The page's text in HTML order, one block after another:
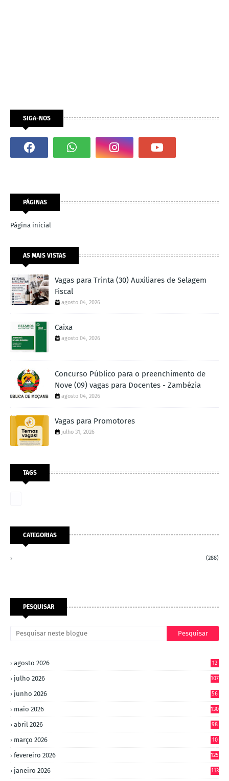
SIGA-NOS
PÁGINAS
Página inicial
AS MAIS VISTAS
Vagas para Trinta (30) Auxiliares de Selagem
Fiscal
agosto 04, 2026
Caixa
agosto 04, 2026
Concurso Público para o preenchimento de
Nove (09) vagas para Docentes - Zambézia
agosto 04, 2026
Vagas para Promotores
julho 31, 2026
TAGS
CATEGORIAS
(288)
PESQUISAR
agosto 2026 12
julho 2026 107
junho 2026 56
maio 2026 130
abril 2026 98
março 2026
10
fevereiro 2026 125
janeiro 2026 113